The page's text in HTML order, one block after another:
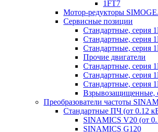
1FT7
Мотор-редукторы
Сервисные позиции
Стандартные, серия
Стандартные, серия
Стандартные, серия
Прочие двигатели
Стандартные, серия
Стандартные, серия
Стандартные, серия
Взрывозащищенные,
Преобразователи частоты
Стандартные ПЧ (от 0.12
SINAMICS V20 (от
SINAMICS G120